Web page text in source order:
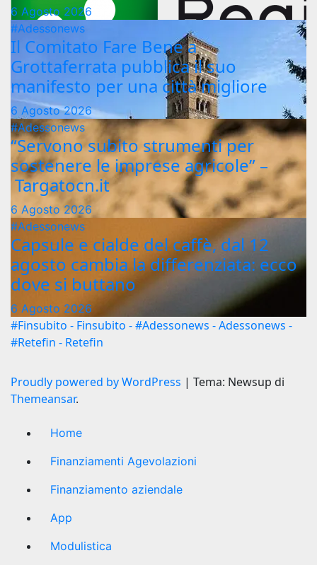
6 Agosto 2026
#Adessonews
Il Comitato Fare Bene a
Grottaferrata pubblica il suo
manifesto per una città migliore
6 Agosto 2026
#Adessonews
“Servono subito strumenti per
sostenere le imprese agricole” –
Targatocn.it
6 Agosto 2026
#Adessonews
Capsule e cialde del caffè, dal 12
agosto cambia la differenziata: ecco
dove si buttano
6 Agosto 2026
#Finsubito - Finsubito - #Adessonews - Adessonews -
#Retefin - Retefin
Proudly powered by WordPress | Tema: Newsup di
Themeansar.
Home
Finanziamenti Agevolazioni
Finanziamento aziendale
App
Modulistica